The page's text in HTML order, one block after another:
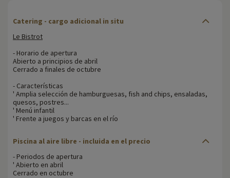
Catering - cargo adicional in situ
Le Bistrot
- Horario de apertura
Abierto a principios de abril
Cerrado a finales de octubre
- Características
' Amplia selección de hamburguesas, fish and chips, ensaladas,
quesos, postres...
' Menú infantil
' Frente a juegos y barcas en el río
Piscina al aire libre - incluida en el precio
- Periodos de apertura
' Abierto en abril
Cerrado en octubre